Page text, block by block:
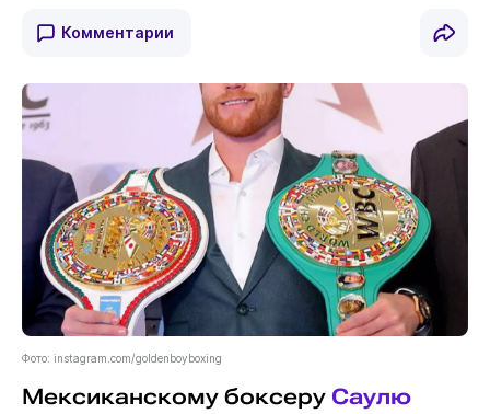
Комментарии
Фото: instagram.com/goldenboyboxing
Мексиканскому боксеру Саулю